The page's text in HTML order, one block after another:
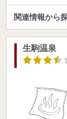
関連情報から
生駒温泉